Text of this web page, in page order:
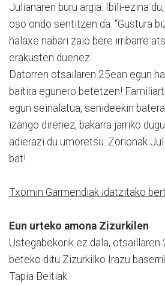
Julianaren buru argia. Ibili-ezina
oso ondo sentitzen da. “Gustura
halaxe nabari zaio bere irribarre
erakusten duenez.
Datorren otsailaren 25ean egun
baitira egunero betetzen!
egun seinalatua, senideekin
izango direnez, bakarra jarriko
adierazi du umoretsu. Zorionak
bat!
Txomin Garmendiak idatzitako
Eun urteko amona Zizurkilen
Ustegabekorik ez dala, otsaillaren
beteko ditu Zizurkilko Irazu
Tapia Beitiak.